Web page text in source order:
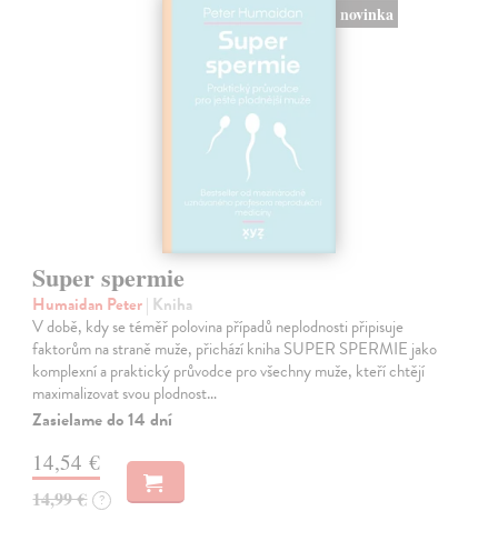
novinka
Super spermie
Humaidan Peter| Kniha
V době, kdy se téměř polovina případů neplodnosti připisuje
faktorům na straně muže, přichází kniha SUPER SPERMIE jako
komplexní a praktický průvodce pro všechny muže, kteří chtějí
maximalizovat svou plodnost…
Zasielame do 14 dní
14,54 €
14,99 € ?